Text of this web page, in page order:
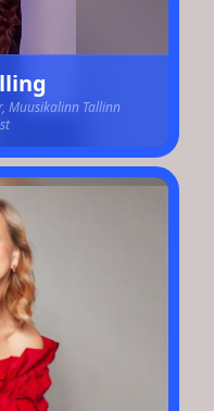
Muusikalinn Tallinn